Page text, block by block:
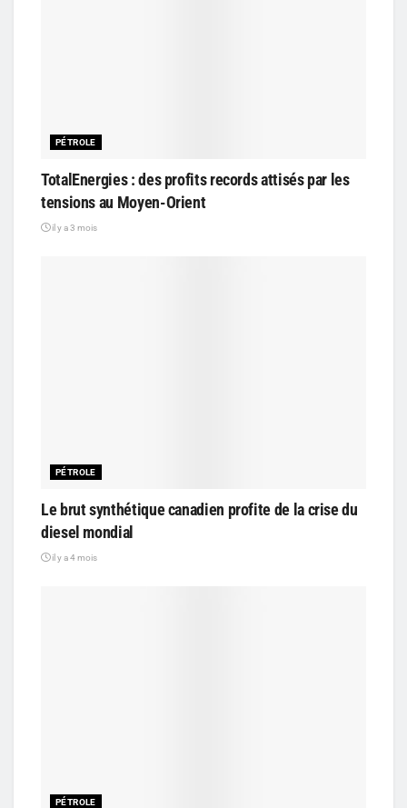
PÉTROLE
TotalEnergies : des profits records attisés par les
tensions au Moyen-Orient
il y a 3 mois
PÉTROLE
Le brut synthétique canadien profite de la crise du
diesel mondial
il y a 4 mois
PÉTROLE